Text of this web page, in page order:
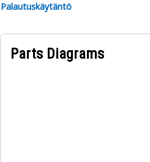
Palautuskäytäntö
Parts Diagrams